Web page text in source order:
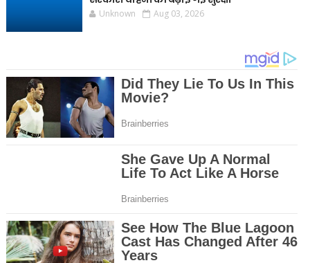
Unknown Aug 03, 2026